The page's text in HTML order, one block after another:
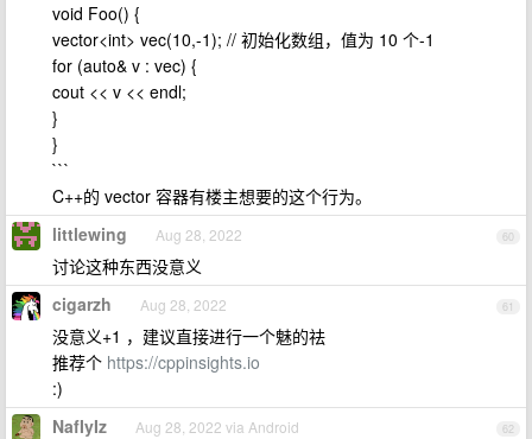
void Foo() {
vector<int> vec(10,-1); // 初始化数组，值为 10 个-1
for (auto& v : vec) {
cout << v << endl;
}
}
```
C++的 vector 容器有楼主想要的这个行为。
60
littlewing Aug 28, 2022
讨论这种东西没意义
61
cigarzh Aug 28, 2022
没意义+1 ，建议直接进行一个魅的祛
推荐个 https://cppinsights.io
:)
62
NafIyIz Aug 28, 2022 via Android